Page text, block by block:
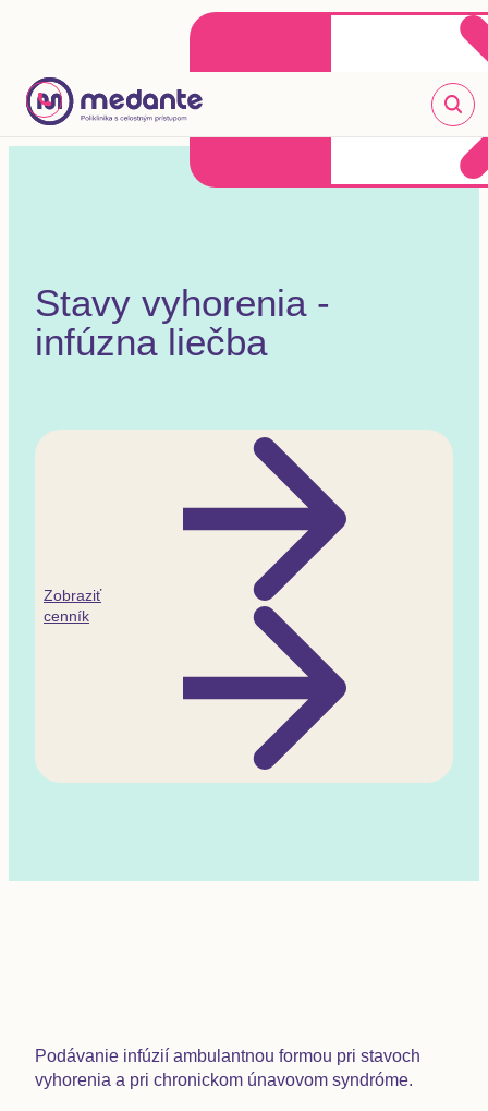
Klientske centrum
+421 2 20 302 303
Stavy vyhorenia -
infúzna liečba
Zobraziť
cenník
Podávanie infúzií ambulantnou formou pri stavoch
vyhorenia a pri chronickom únavovom syndróme.